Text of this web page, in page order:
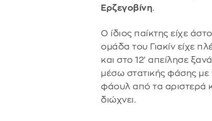
Ερζεγοβίνη.
Ο ίδιος παίκτης είχε
ομάδα του Γιακίν είχε
και στο 12' απείλησε
μέσω στατικής φάσης με
φάουλ από τα αριστερά
διώχνει.